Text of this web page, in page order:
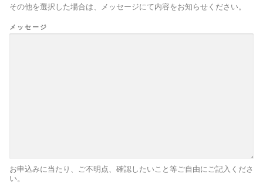
その他を選択した場合は、メッセージにて内容をお知らせください。
メッセージ
お申込みに当たり、ご不明点、確認したいこと等ご自由にご記入くださ
い。